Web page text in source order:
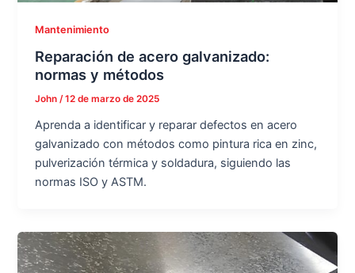
Mantenimiento
Reparación de acero galvanizado:
normas y métodos
John/12 de marzo de 2025
Aprenda a identificar y reparar defectos en acero
galvanizado con métodos como pintura rica en zinc,
pulverización térmica y soldadura, siguiendo las
normas ISO y ASTM.